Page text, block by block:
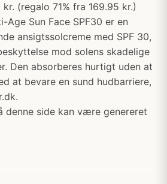
(regalo 71% fra 169.95 kr.)
Age Sun Face SPF30 er en
ansigtssolcreme med SPF 30,
mod solens skadelige
Den absorberes hurtigt uden at
at bevare en sund hudbarriere,
denne side kan være genereret